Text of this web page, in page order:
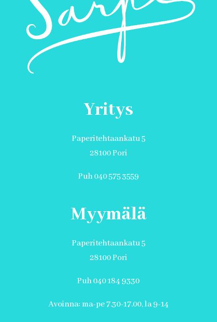
Yritys
Paperitehtaankatu 5
28100 Pori
Puh 040 575 3559
Myymälä
Paperitehtaankatu 5
28100 Pori
Puh 040 184 9330
Avoinna: ma-pe 7.30-17.00, la 9-14